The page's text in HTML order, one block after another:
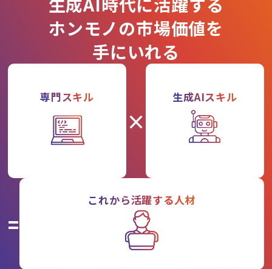
ホンモノの市場価値を
手にいれる
専門スキル
×
生成AIスキル
=
これから活躍する人材